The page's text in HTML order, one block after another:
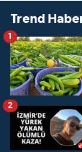
Trend
1
2